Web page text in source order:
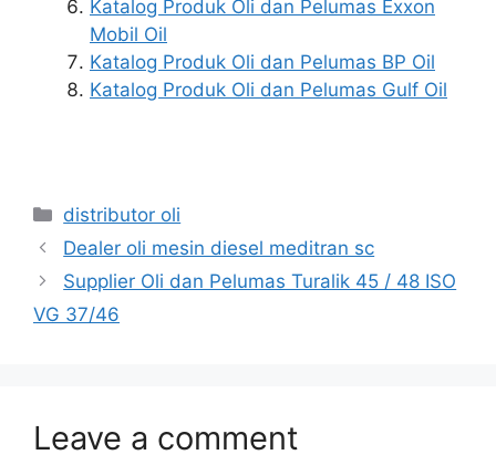
Katalog Produk Oli dan Pelumas Exxon
Mobil Oil
Katalog Produk Oli dan Pelumas BP Oil
Katalog Produk Oli dan Pelumas Gulf Oil
distributor oli
Dealer oli mesin diesel meditran sc
Supplier Oli dan Pelumas Turalik 45 / 48 ISO
VG 37/46
Leave a comment